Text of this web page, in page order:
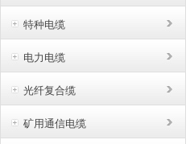
特种电缆
电力电缆
光纤复合缆
矿用通信电缆